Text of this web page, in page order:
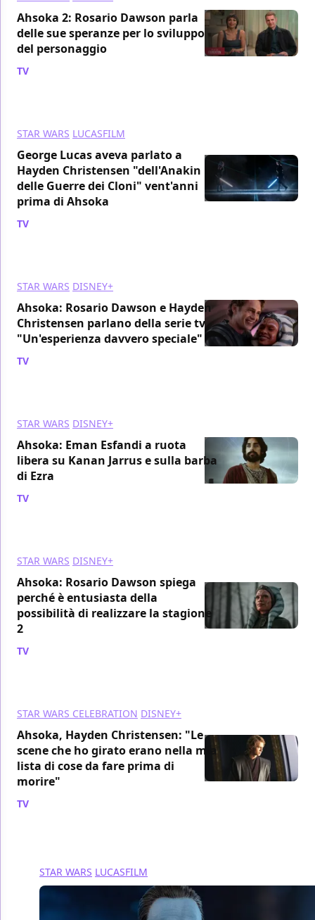
Ahsoka 2: Rosario Dawson parla
delle sue speranze per lo sviluppo
del personaggio
TV
STAR WARS LUCASFILM
George Lucas aveva parlato a
Hayden Christensen "dell'Anakin
delle Guerre dei Cloni" vent'anni
prima di Ahsoka
TV
STAR WARS DISNEY+
Ahsoka: Rosario Dawson e Hayden
Christensen parlano della serie tv
"Un'esperienza davvero speciale"
TV
STAR WARS DISNEY+
Ahsoka: Eman Esfandi a ruota
libera su Kanan Jarrus e sulla barba
di Ezra
TV
STAR WARS DISNEY+
Ahsoka: Rosario Dawson spiega
perché è entusiasta della
possibilità di realizzare la stagione
2
TV
STAR WARS CELEBRATION DISNEY+
Ahsoka, Hayden Christensen: "Le
scene che ho girato erano nella mia
lista di cose da fare prima di
morire"
TV
STAR WARS LUCASFILM